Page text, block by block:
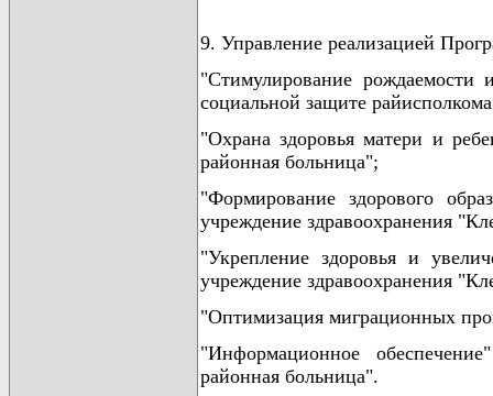
9. Управление реализацией
"Стимулирование рождаемости
социальной защите
"Охрана здоровья матери и
районная больница";
"Формирование здорового
учреждение здравоохранения
"Укрепление здоровья и
учреждение здравоохранения
"Оптимизация миграционных
"Информационное
районная больница".